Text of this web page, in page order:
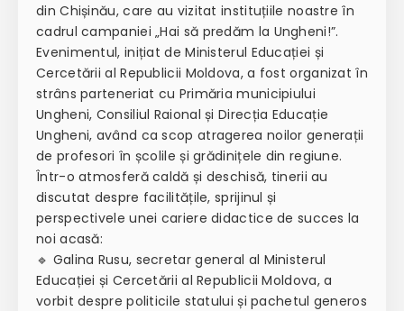
din Chișinău, care au vizitat instituțiile noastre în
cadrul campaniei „Hai să predăm la Ungheni!”.
Evenimentul, inițiat de Ministerul Educației și
Cercetării al Republicii Moldova, a fost organizat în
strâns parteneriat cu Primăria municipiului
Ungheni, Consiliul Raional și Direcția Educație
Ungheni, având ca scop atragerea noilor generații
de profesori în școlile și grădinițele din regiune.
Într-o atmosferă caldă și deschisă, tinerii au
discutat despre facilitățile, sprijinul și
perspectivele unei cariere didactice de succes la
noi acasă:
🔹 Galina Rusu, secretar general al Ministerul
Educației și Cercetării al Republicii Moldova, a
vorbit despre politicile statului și pachetul generos